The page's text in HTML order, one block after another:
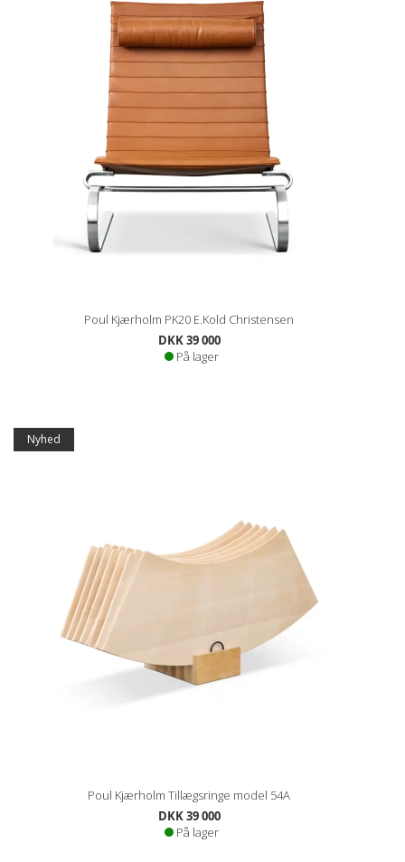
Poul Kjærholm PK20 E.Kold Christensen
DKK 39 000
På lager
Nyhed
Poul Kjærholm Tillægsringe model 54A
DKK 39 000
På lager